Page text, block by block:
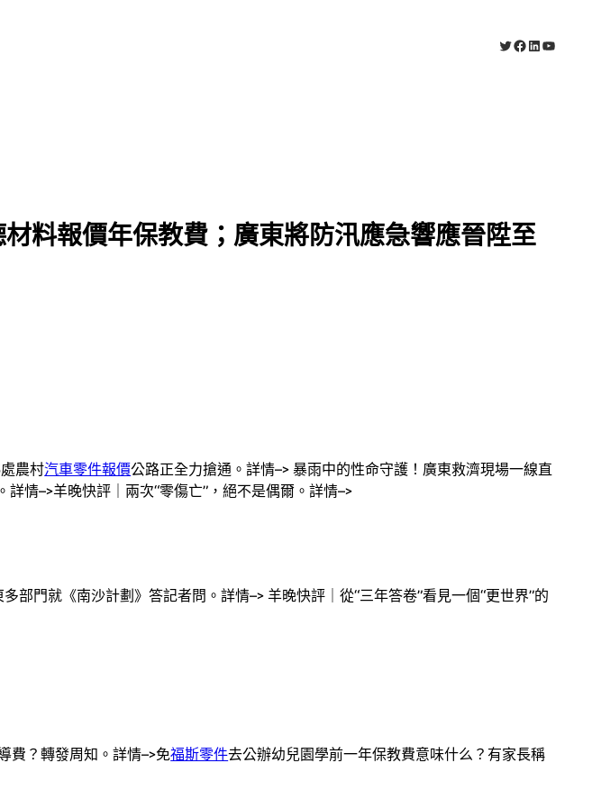
X Facebook
LinkedIn
料報價年保教費；廣東將防汛應急響應晉陞至
農村汽車零件報價公路正全力搶通。詳情–> 暴雨中的性命守護！廣東救濟現場一線直
詳情–>羊晚快評｜兩次“零傷亡”，絕不是偶爾。詳情–>
部門就《南沙計劃》答記者問。詳情–> 羊晚快評｜從“三年答卷”看見一個“更世界”的
費？轉發周知。詳情–>免福斯零件去公辦幼兒園學前一年保教費意味什么？有家長稱